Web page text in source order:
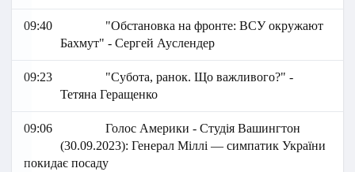
09:40
"Обстановка на фронте: ВСУ окружают
Бахмут" - Сергей Ауслендер
09:23
"Субота, ранок. Що важливого?" -
Тетяна Геращенко
09:06
Голос Америки - Студія Вашингтон
(30.09.2023): Генерал Міллі — симпатик України
покидає посаду